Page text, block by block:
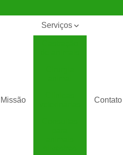
Missão
Serviços
Contato